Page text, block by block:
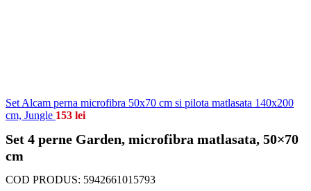
Set Alcam perna microfibra 50x70 cm si pilota matlasata 140x200
cm, Jungle 153 lei
Set 4 perne Garden, microfibra matlasata, 50×70
cm
COD PRODUS: 5942661015793